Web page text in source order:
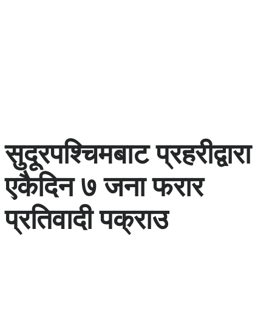
सुदूरपश्चिमबाट प्रहरीद्वारा
एकैदिन ७ जना फरार
प्रतिवादी पक्राउ